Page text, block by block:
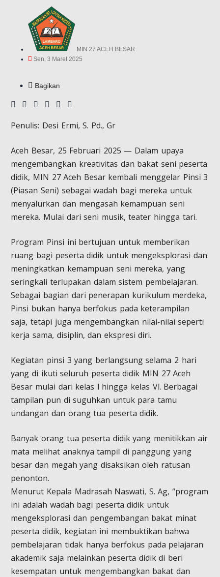
MIN 27 ACEH BESAR
Sen, 3 Maret 2025
Bagikan
Penulis: Desi Ermi, S. Pd., Gr
Aceh Besar, 25 Februari 2025 — Dalam upaya
mengembangkan kreativitas dan bakat seni peserta
didik, MIN 27 Aceh Besar kembali menggelar Pinsi 3
(Piasan Seni) sebagai wadah bagi mereka untuk
menyalurkan dan mengasah kemampuan seni
mereka. Mulai dari seni musik, teater hingga tari.
Program Pinsi ini bertujuan untuk memberikan
ruang bagi peserta didik untuk mengeksplorasi dan
meningkatkan kemampuan seni mereka, yang
seringkali terlupakan dalam sistem pembelajaran.
Sebagai bagian dari penerapan kurikulum merdeka,
Pinsi bukan hanya berfokus pada keterampilan
saja, tetapi juga mengembangkan nilai-nilai seperti
kerja sama, disiplin, dan ekspresi diri.
Kegiatan pinsi 3 yang berlangsung selama 2 hari
yang di ikuti seluruh peserta didik MIN 27 Aceh
Besar mulai dari kelas l hingga kelas Vl. Berbagai
tampilan pun di suguhkan untuk para tamu
undangan dan orang tua peserta didik.
Banyak orang tua peserta didik yang menitikkan air
mata melihat anaknya tampil di panggung yang
besar dan megah yang disaksikan oleh ratusan
penonton.
Menurut Kepala Madrasah Naswati, S. Ag, “program
ini adalah wadah bagi peserta didik untuk
mengeksplorasi dan pengembangan bakat minat
peserta didik, kegiatan ini membuktikan bahwa
pembelajaran tidak hanya berfokus pada pelajaran
akademik saja melainkan peserta didik di beri
kesempatan untuk mengembangkan bakat dan